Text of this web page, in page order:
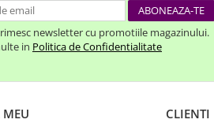
newsletter cu promotiile magazinului.
in Politica de Confidentialitate
CLIENTI